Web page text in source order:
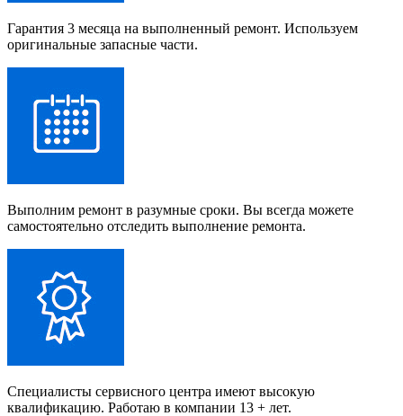
Гарантия 3 месяца на выполненный ремонт. Используем
оригинальные запасные части.
Выполним ремонт в разумные сроки. Вы всегда можете
самостоятельно отследить выполнение ремонта.
Специалисты сервисного центра имеют высокую
квалификацию. Работаю в компании 13 + лет.